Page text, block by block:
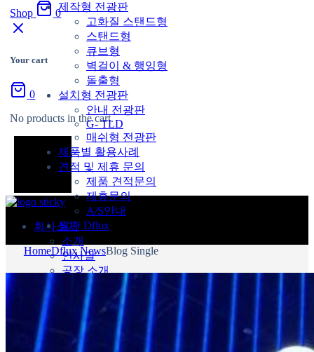
Shop 0
Your cart
0
No products in the cart.
회사소개
소개
인사말
공장 소개
조직도
회사연혁
ESG 경영
인증 및 특허
디플럭스 CI
제작형 전광판
고화질 스탠드형
스탠드형
큐브형
벽걸이 & 행잉형
돌출형
설치형 전광판
안내 전광판
G- TLD
매쉬형 전광판
제품별 활용사례
견적 및 제휴 문의
제품 견적문의
제휴문의
A/S안내
월간 Dflux
HomeDflux NewsBlog Single